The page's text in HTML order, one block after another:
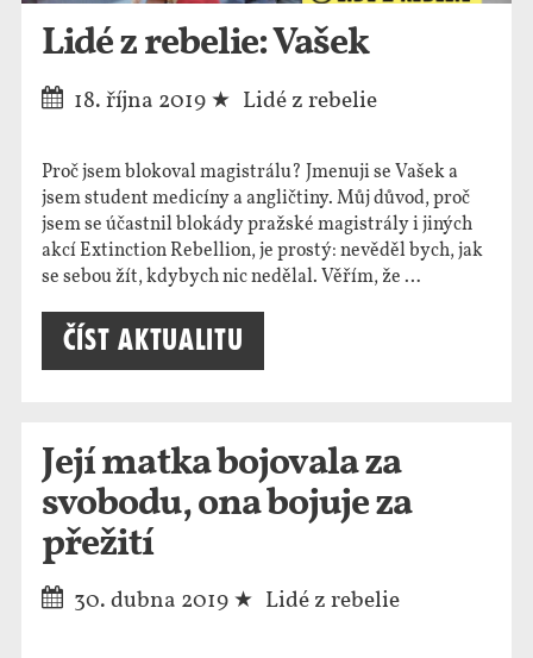
Lidé z rebelie: Vašek
18. října 2019 Lidé z rebelie
Proč jsem blokoval magistrálu? Jmenuji se Vašek a
jsem student medicíny a angličtiny. Můj důvod, proč
jsem se účastnil blokády pražské magistrály i jiných
akcí Extinction Rebellion, je prostý: nevěděl bych, jak
se sebou žít, kdybych nic nedělal. Věřím, že …
Číst aktualitu
Její matka bojovala za
svobodu, ona bojuje za
přežití
30. dubna 2019 Lidé z rebelie